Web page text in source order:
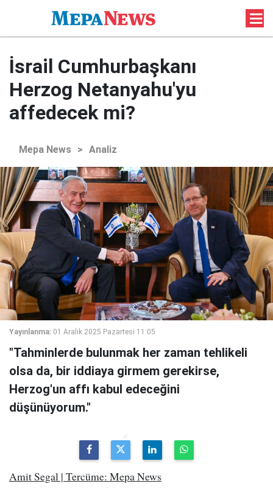
İsrail Cumhurbaşkanı
Herzog Netanyahu'yu
affedecek mi?
Mepa News > Analiz
Yayınlanma: 01 Aralık 2025 Pazartesi 11:05
"Tahminlerde bulunmak her zaman tehlikeli
olsa da, bir iddiaya girmem gerekirse,
Herzog'un affı kabul edeceğini
düşünüyorum."
Amit Segal | Tercüme: Mepa News